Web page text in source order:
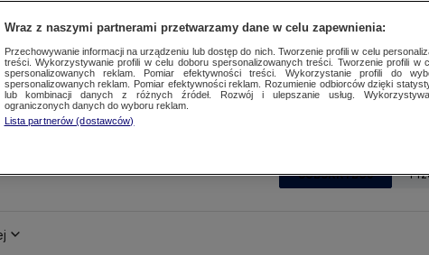
SUBSKRYBUJ
Wraz z naszymi partnerami przetwarzamy dane w celu zapewnienia:
Przechowywanie informacji na urządzeniu lub dostęp do nich. Tworzenie profili w celu
treści. Wykorzystywanie profili w celu doboru spersonalizowanych treści. Tworzenie profili w
spersonalizowanych reklam. Pomiar efektywności treści. Wykorzystanie profili do
spersonalizowanych reklam. Pomiar efektywności reklam. Rozumienie odbiorców dzięki
lub kombinacji danych z różnych źródeł. Rozwój i ulepszanie usług.
ograniczonych danych do wyboru reklam.
Lista partnerów (dostawców)